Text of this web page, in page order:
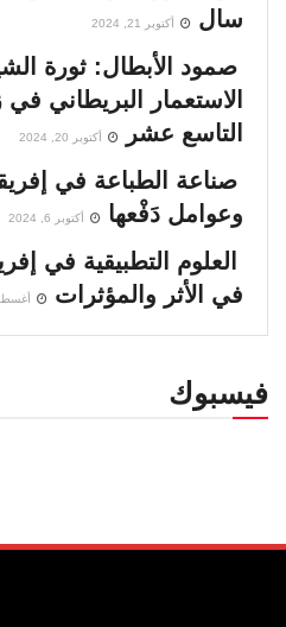
سال
أكتوبر 21, 2024
صمود الأبطال: ثورة
الاستعمار البريطاني
التاسع عشر
أكتوبر 20, 2024
صناعة الطباعة في
وعوامل دَفْعها
أكتوبر 6, 2024
العلوم التطبيقية في
في الأثر والمؤثرات
أغسطس 3,
فيسبوك